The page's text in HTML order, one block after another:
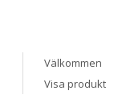
Välkommen
Visa produkt